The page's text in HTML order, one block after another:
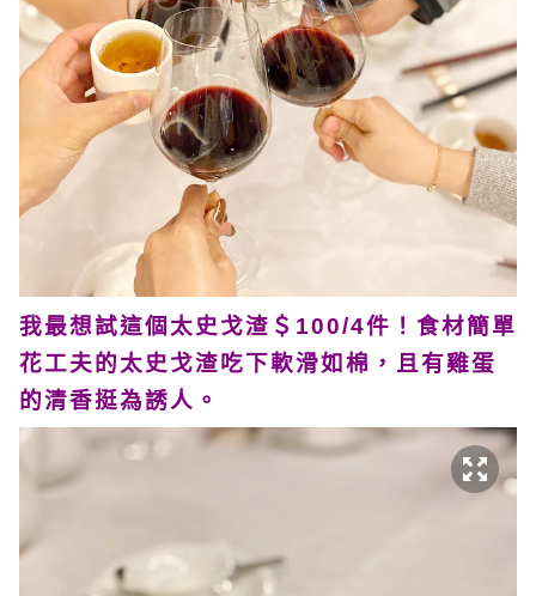
我最想試這個太史戈渣＄100/4件！食材簡單
花工夫的太史戈渣吃下軟滑如棉，且有雞蛋
的清香挺為誘人。